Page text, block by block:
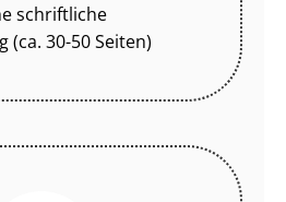
schriftliche
(ca. 30-50 Seiten)